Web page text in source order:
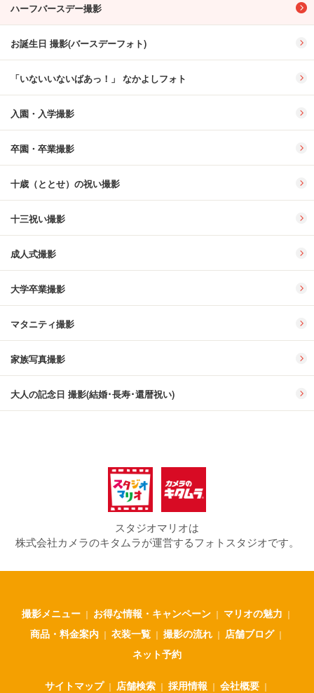
ハーフバースデー撮影
お誕生日 撮影(バースデーフォト)
「いないいないばあっ！」 なかよしフォト
入園・入学撮影
卒園・卒業撮影
十歳（ととせ）の祝い撮影
十三祝い撮影
成人式撮影
大学卒業撮影
マタニティ撮影
家族写真撮影
大人の記念日 撮影(結婚･長寿･還暦祝い)
スタジオマリオは
株式会社カメラのキタムラが運営するフォトスタジオです。
撮影メニュー ｜ お得な情報・キャンペーン ｜ マリオの魅力 ｜
商品・料金案内 ｜ 衣装一覧 ｜ 撮影の流れ ｜ 店舗ブログ ｜
ネット予約
サイトマップ ｜ 店舗検索 ｜ 採用情報 ｜ 会社概要 ｜